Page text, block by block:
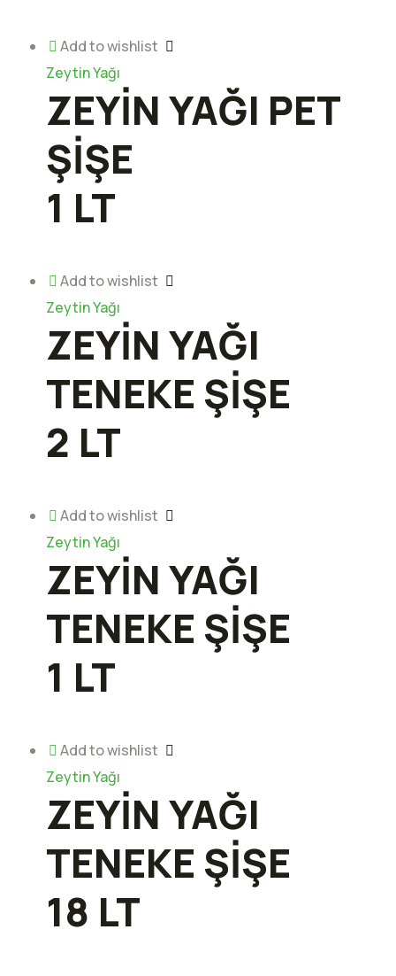
Add to wishlist
Zeytin Yağı
ZEYİN YAĞI PET
ŞİŞE
1 LT
Add to wishlist
Zeytin Yağı
ZEYİN YAĞI
TENEKE ŞİŞE
2 LT
Add to wishlist
Zeytin Yağı
ZEYİN YAĞI
TENEKE ŞİŞE
1 LT
Add to wishlist
Zeytin Yağı
ZEYİN YAĞI
TENEKE ŞİŞE
18 LT